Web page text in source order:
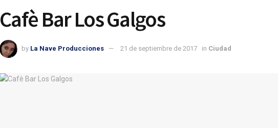
Cafè Bar Los Galgos
by La Nave Producciones 21 de septiembre de 2017 in Ciudad
16:00 17:00